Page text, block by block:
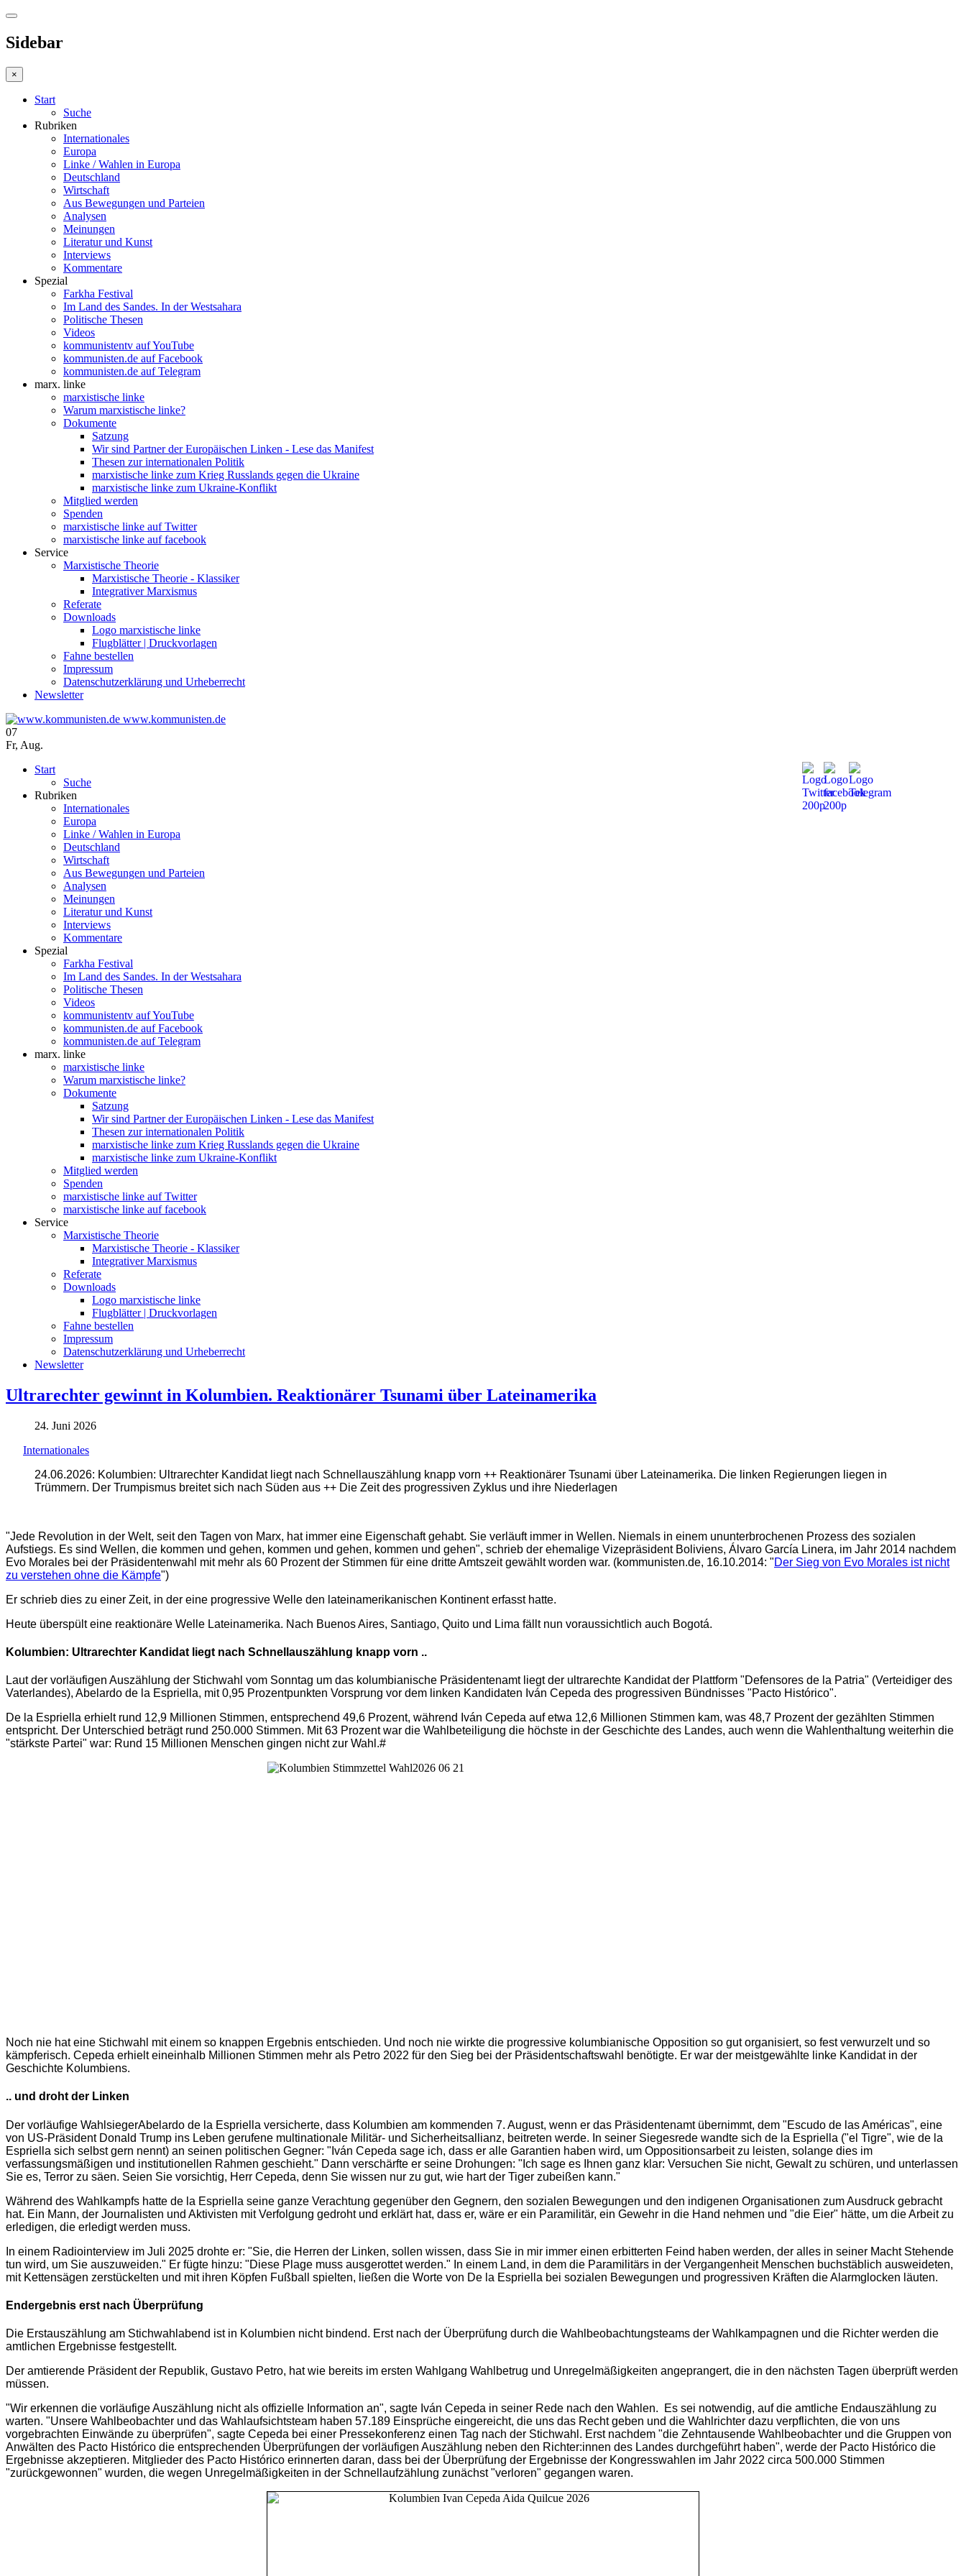
Sidebar
×
Start
Suche
Rubriken
Internationales
Europa
Linke / Wahlen in Europa
Deutschland
Wirtschaft
Aus Bewegungen und Parteien
Analysen
Meinungen
Literatur und Kunst
Interviews
Kommentare
Spezial
Farkha Festival
Im Land des Sandes. In der Westsahara
Politische Thesen
Videos
kommunistentv auf YouTube
kommunisten.de auf Facebook
kommunisten.de auf Telegram
marx. linke
marxistische linke
Warum marxistische linke?
Dokumente
Satzung
Wir sind Partner der Europäischen Linken - Lese das Manifest
Thesen zur internationalen Politik
marxistische linke zum Krieg Russlands gegen die Ukraine
marxistische linke zum Ukraine-Konflikt
Mitglied werden
Spenden
marxistische linke auf Twitter
marxistische linke auf facebook
Service
Marxistische Theorie
Marxistische Theorie - Klassiker
Integrativer Marxismus
Referate
Downloads
Logo marxistische linke
Flugblätter | Druckvorlagen
Fahne bestellen
Impressum
Datenschutzerklärung und Urheberrecht
Newsletter
www.kommunisten.de
07
Fr, Aug.
Start
Suche
Rubriken
Internationales
Europa
Linke / Wahlen in Europa
Deutschland
Wirtschaft
Aus Bewegungen und Parteien
Analysen
Meinungen
Literatur und Kunst
Interviews
Kommentare
Spezial
Farkha Festival
Im Land des Sandes. In der Westsahara
Politische Thesen
Videos
kommunistentv auf YouTube
kommunisten.de auf Facebook
kommunisten.de auf Telegram
marx. linke
marxistische linke
Warum marxistische linke?
Dokumente
Satzung
Wir sind Partner der Europäischen Linken - Lese das Manifest
Thesen zur internationalen Politik
marxistische linke zum Krieg Russlands gegen die Ukraine
marxistische linke zum Ukraine-Konflikt
Mitglied werden
Spenden
marxistische linke auf Twitter
marxistische linke auf facebook
Service
Marxistische Theorie
Marxistische Theorie - Klassiker
Integrativer Marxismus
Referate
Downloads
Logo marxistische linke
Flugblätter | Druckvorlagen
Fahne bestellen
Impressum
Datenschutzerklärung und Urheberrecht
Newsletter
Ultrarechter gewinnt in Kolumbien. Reaktionärer Tsunami über Lateinamerika
24. Juni 2026
Internationales
24.06.2026: Kolumbien: Ultrarechter Kandidat liegt nach Schnellauszählung knapp vorn ++ Reaktionärer Tsunami über Lateinamerika. Die linken Regierungen liegen in
Trümmern. Der Trumpismus breitet sich nach Süden aus ++ Die Zeit des progressiven Zyklus und ihre Niederlagen
"Jede Revolution in der Welt, seit den Tagen von Marx, hat immer eine Eigenschaft gehabt. Sie verläuft immer in Wellen. Niemals in einem ununterbrochenen Prozess des sozialen
Aufstiegs. Es sind Wellen, die kommen und gehen, kommen und gehen, kommen und gehen", schrieb der ehemalige Vizepräsident Boliviens, Álvaro García Linera, im Jahr 2014 nachdem
Evo Morales bei der Präsidentenwahl mit mehr als 60 Prozent der Stimmen für eine dritte Amtszeit gewählt worden war. (kommunisten.de, 16.10.2014: "Der Sieg von Evo Morales ist nicht
zu verstehen ohne die Kämpfe")
Er schrieb dies zu einer Zeit, in der eine progressive Welle den lateinamerikanischen Kontinent erfasst hatte.
Heute überspült eine reaktionäre Welle Lateinamerika. Nach Buenos Aires, Santiago, Quito und Lima fällt nun voraussichtlich auch Bogotá.
Kolumbien: Ultrarechter Kandidat liegt nach Schnellauszählung knapp vorn ..
Laut der vorläufigen Auszählung der Stichwahl vom Sonntag um das kolumbianische Präsidentenamt liegt der ultrarechte Kandidat der Plattform "Defensores de la Patria" (Verteidiger des
Vaterlandes), Abelardo de la Espriella, mit 0,95 Prozentpunkten Vorsprung vor dem linken Kandidaten Iván Cepeda des progressiven Bündnisses "Pacto Histórico".
De la Espriella erhielt rund 12,9 Millionen Stimmen, entsprechend 49,6 Prozent, während Iván Cepeda auf etwa 12,6 Millionen Stimmen kam, was 48,7 Prozent der gezählten Stimmen
entspricht. Der Unterschied beträgt rund 250.000 Stimmen. Mit 63 Prozent war die Wahlbeteiligung die höchste in der Geschichte des Landes, auch wenn die Wahlenthaltung weiterhin die
"stärkste Partei" war: Rund 15 Millionen Menschen gingen nicht zur Wahl.#
Noch nie hat eine Stichwahl mit einem so knappen Ergebnis entschieden. Und noch nie wirkte die progressive kolumbianische Opposition so gut organisiert, so fest verwurzelt und so
kämpferisch. Cepeda erhielt eineinhalb Millionen Stimmen mehr als Petro 2022 für den Sieg bei der Präsidentschaftswahl benötigte. Er war der meistgewählte linke Kandidat in der
Geschichte Kolumbiens.
.. und droht der Linken
Der vorläufige WahlsiegerAbelardo de la Espriella versicherte, dass Kolumbien am kommenden 7. August, wenn er das Präsidentenamt übernimmt, dem "Escudo de las Américas", eine
von US-Präsident Donald Trump ins Leben gerufene multinationale Militär- und Sicherheitsallianz, beitreten werde. In seiner Siegesrede wandte sich de la Espriella ("el Tigre", wie de la
Espriella sich selbst gern nennt) an seinen politischen Gegner: "Iván Cepeda sage ich, dass er alle Garantien haben wird, um Oppositionsarbeit zu leisten, solange dies im
verfassungsmäßigen und institutionellen Rahmen geschieht." Dann verschärfte er seine Drohungen: "Ich sage es Ihnen ganz klar: Versuchen Sie nicht, Gewalt zu schüren, und unterlassen
Sie es, Terror zu säen. Seien Sie vorsichtig, Herr Cepeda, denn Sie wissen nur zu gut, wie hart der Tiger zubeißen kann."
Während des Wahlkampfs hatte de la Espriella seine ganze Verachtung gegenüber den Gegnern, den sozialen Bewegungen und den indigenen Organisationen zum Ausdruck gebracht
hat. Ein Mann, der Journalisten und Aktivisten mit Verfolgung gedroht und erklärt hat, dass er, wäre er ein Paramilitär, ein Gewehr in die Hand nehmen und "die Eier" hätte, um die Arbeit zu
erledigen, die erledigt werden muss.
In einem Radiointerview im Juli 2025 drohte er: "Sie, die Herren der Linken, sollen wissen, dass Sie in mir immer einen erbitterten Feind haben werden, der alles in seiner Macht Stehende
tun wird, um Sie auszuweiden." Er fügte hinzu: "Diese Plage muss ausgerottet werden." In einem Land, in dem die Paramilitärs in der Vergangenheit Menschen buchstäblich ausweideten,
mit Kettensägen zerstückelten und mit ihren Köpfen Fußball spielten, ließen die Worte von De la Espriella bei sozialen Bewegungen und progressiven Kräften die Alarmglocken läuten.
Endergebnis erst nach Überprüfung
Die Erstauszählung am Stichwahlabend ist in Kolumbien nicht bindend. Erst nach der Überprüfung durch die Wahlbeobachtungsteams der Wahlkampagnen und die Richter werden die
amtlichen Ergebnisse festgestellt.
Der amtierende Präsident der Republik, Gustavo Petro, hat wie bereits im ersten Wahlgang Wahlbetrug und Unregelmäßigkeiten angeprangert, die in den nächsten Tagen überprüft werden
müssen.
"Wir erkennen die vorläufige Auszählung nicht als offizielle Information an", sagte Iván Cepeda in seiner Rede nach den Wahlen. Es sei notwendig, auf die amtliche Endauszählung zu
warten. "Unsere Wahlbeobachter und das Wahlaufsichtsteam haben 57.189 Einsprüche eingereicht, die uns das Recht geben und die Wahlrichter dazu verpflichten, die von uns
vorgebrachten Einwände zu überprüfen", sagte Cepeda bei einer Pressekonferenz einen Tag nach der Stichwahl. Erst nachdem "die Zehntausende Wahlbeobachter und die Gruppen von
Anwälten des Pacto Histórico die entsprechenden Überprüfungen der vorläufigen Auszählung neben den Richter:innen des Landes durchgeführt haben", werde der Pacto Histórico die
Ergebnisse akzeptieren. Mitglieder des Pacto Histórico erinnerten daran, dass bei der Überprüfung der Ergebnisse der Kongresswahlen im Jahr 2022 circa 500.000 Stimmen
"zurückgewonnen" wurden, die wegen Unregelmäßigkeiten in der Schnellaufzählung zunächst "verloren" gegangen waren.